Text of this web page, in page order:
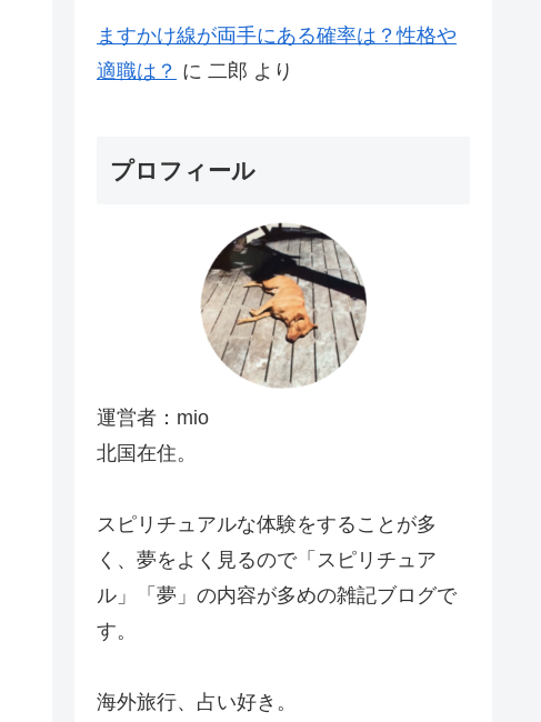
ますかけ線が両手にある確率は？性格や
適職は？ に 二郎 より
プロフィール
運営者：mio
北国在住。
スピリチュアルな体験をすることが多
く、夢をよく見るので「スピリチュア
ル」「夢」の内容が多めの雑記ブログで
す。
海外旅行、占い好き。